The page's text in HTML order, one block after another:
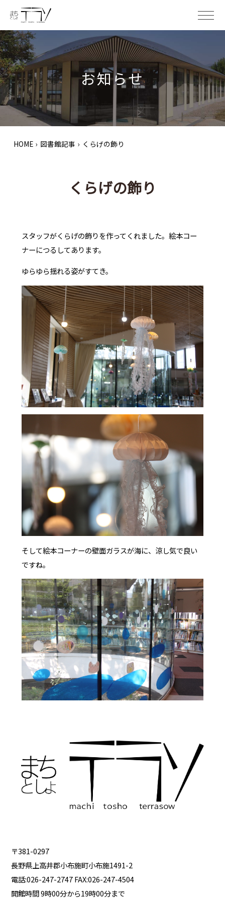
お知らせ
HOME › 図書館記事 › くらげの飾り
くらげの飾り
スタッフがくらげの飾りを作ってくれました。絵本コー
ナーにつるしてあります。
ゆらゆら揺れる姿がすてき。
そして絵本コーナーの壁面ガラスが海に、涼し気で良い
ですね。
〒381-0297
長野県上高井郡小布施町小布施1491-2
電話:026-247-2747 FAX:026-247-4504
開館時間 9時00分から19時00分まで